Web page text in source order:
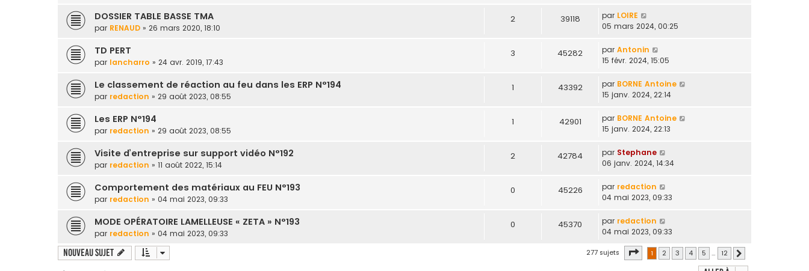
DOSSIER TABLE BASSE TMA
par RENAUD » 26 mars 2020, 18:10
2 39118 par LOIRE
05 mars 2024, 00:25
TD PERT
par lancharro » 24 avr. 2019, 17:43
3 45282 par Antonin
15 févr. 2024, 15:05
Le classement de réaction au feu dans les ERP N°194
par redaction » 29 août 2023, 08:55
1 43392 par BORNE Antoine
15 janv. 2024, 22:14
Les ERP N°194
par redaction » 29 août 2023, 08:55
1 42901 par BORNE Antoine
15 janv. 2024, 22:13
Visite d’entreprise sur support vidéo N°192
par redaction » 11 août 2022, 15:14
2 42784 par Stephane
06 janv. 2024, 14:34
Comportement des matériaux au FEU N°193
par redaction » 04 mai 2023, 09:33
0 45226 par redaction
04 mai 2023, 09:33
MODE OPÉRATOIRE LAMELLEUSE « ZETA » N°193
par redaction » 04 mai 2023, 09:33
0 45370 par redaction
04 mai 2023, 09:33
Nouveau sujet 277 sujets Page sur 12
1 2 3 4 5 … 12